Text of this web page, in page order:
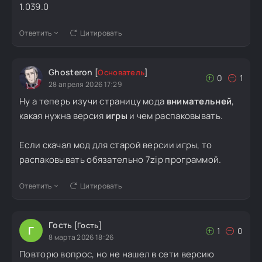
1.039.0
Ответить Цитировать
Ghosteron [Основатель]
28 апреля 2026 17:29
0 1
Ну а теперь изучи страницу мода внимательней,
какая нужна версия игры и чем распаковывать.
Если скачал мод для старой версии игры, то
распаковывать обязательно 7zip программой.
Ответить Цитировать
Г Гость [Гость]
8 марта 2026 18:26
1 0
Повторю вопрос, но не нашел в сети версию